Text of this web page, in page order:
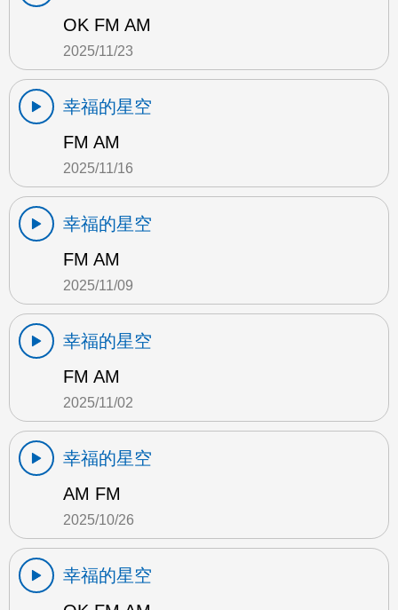
OK FM AM
2025/11/23
幸福的星空
FM AM
2025/11/16
幸福的星空
FM AM
2025/11/09
幸福的星空
FM AM
2025/11/02
幸福的星空
AM FM
2025/10/26
幸福的星空